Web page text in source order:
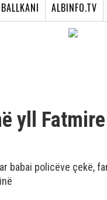
ALBINFO.TV
yll Fatmire
babai policëve çekë,